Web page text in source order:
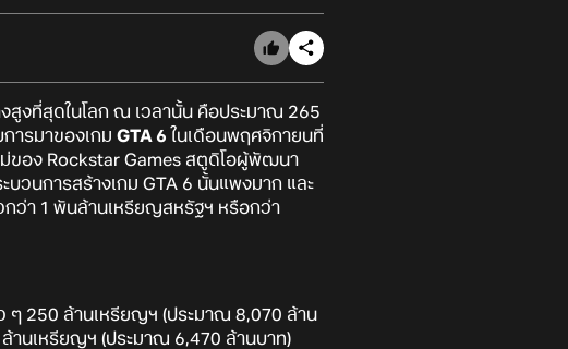
งสูงที่สุดในโลก ณ เวลานั้น คือประมาณ 265
ารมาของเกม GTA 6 ในเดือนพฤศจิกายนที่
ของ Rockstar Games สตูดิโอผู้พัฒนา
บวนการสร้างเกม GTA 6 นั้นแพงมาก และ
กว่า 1 พันล้านเหรียญสหรัฐฯ หรือกว่า
ๆ 250 ล้านเหรียญฯ (ประมาณ 8,070 ล้าน
านเหรียญฯ (ประมาณ 6,470 ล้านบาท)